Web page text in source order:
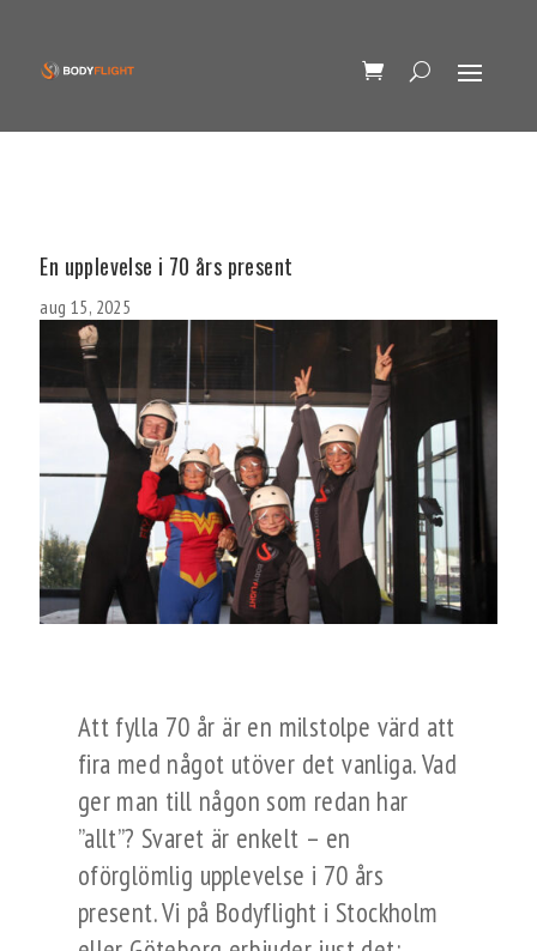
En upplevelse i 70 års present
aug 15, 2025
Att fylla 70 år är en milstolpe värd att
fira med något utöver det vanliga. Vad
ger man till någon som redan har
”allt”? Svaret är enkelt – en
oförglömlig upplevelse i 70 års
present. Vi på Bodyflight i Stockholm